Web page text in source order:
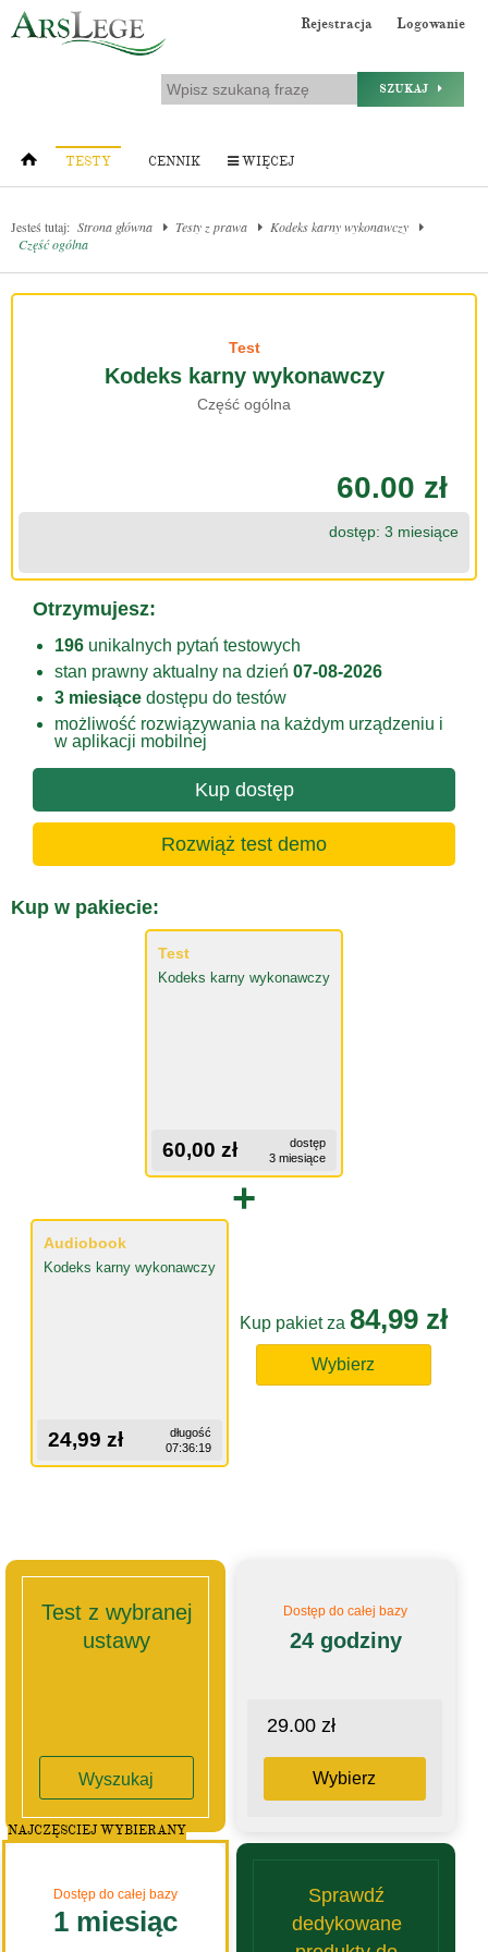
Rejestracja Logowanie
SZUKAJ
TESTY CENNIK WIĘCEJ
Jesteś tutaj: Strona główna Testy z prawa
Kodeks karny wykonawczy
Część ogólna
Test
Kodeks karny wykonawczy
Część ogólna
60.00 zł
dostęp: 3 miesiące
Otrzymujesz:
196 unikalnych pytań testowych
stan prawny aktualny na dzień 07-08-2026
3 miesiące dostępu do testów
możliwość rozwiązywania na każdym urządzeniu i
w aplikacji mobilnej
Kup dostęp
Rozwiąż test demo
Kup w pakiecie:
Test
Kodeks karny wykonawczy
60,00 zł
dostęp
3 miesiące
+
Audiobook
Kodeks karny wykonawczy
24,99 zł
długość
07:36:19
Kup pakiet za 84,99 zł
Wybierz
Test z wybranej
ustawy
Wyszukaj
Dostęp do całej bazy
24 godziny
29.00 zł
Wybierz
Dostęp do całej bazy
1 miesiąc
NAJCZĘSCIEJ WYBIERANY
Sprawdź
dedykowane